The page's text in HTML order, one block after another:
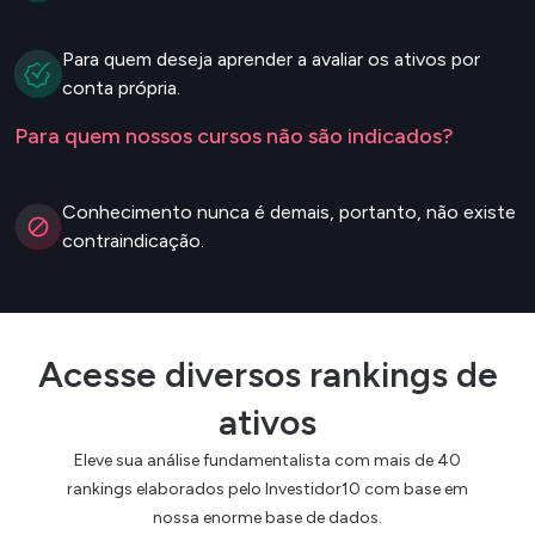
Para quem deseja aprender a avaliar os ativos por
conta própria.
Para quem nossos cursos não são indicados?
Conhecimento nunca é demais, portanto, não existe
contraindicação.
Acesse diversos rankings de
ativos
Eleve sua análise fundamentalista com mais de 40
rankings elaborados pelo Investidor10 com base em
nossa enorme base de dados.